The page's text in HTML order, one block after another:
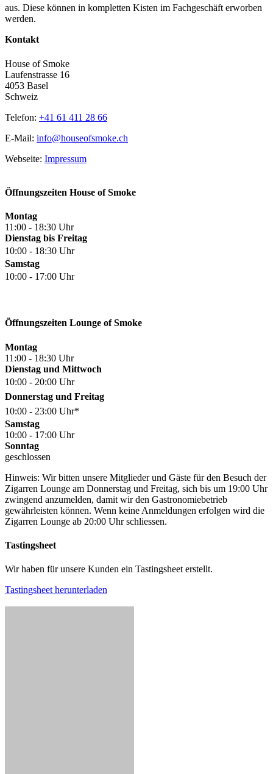
aus. Diese können in kompletten Kisten im Fachgeschäft erworben
werden.
Kontakt
House of Smoke
Laufenstrasse 16
4053 Basel
Schweiz
Telefon: +41 61 411 28 66
E-Mail: info@houseofsmoke.ch
Webseite: Impressum
Öffnungszeiten House of Smoke
Montag
11:00 - 18:30 Uhr
Dienstag bis Freitag
10:00 - 18:30 Uhr
Samstag
10:00 - 17:00 Uhr
Öffnungszeiten Lounge of Smoke
Montag
11:00 - 18:30 Uhr
Dienstag und Mittwoch
10:00 - 20:00 Uhr
Donnerstag und Freitag
10:00 - 23:00 Uhr*
Samstag
10:00 - 17:00 Uhr
Sonntag
geschlossen
Hinweis: Wir bitten unsere Mitglieder und Gäste für den Besuch der
Zigarren Lounge am Donnerstag und Freitag, sich bis um 19:00 Uhr
zwingend anzumelden, damit wir den Gastronomiebetrieb
gewährleisten können. Wenn keine Anmeldungen erfolgen wird die
Zigarren Lounge ab 20:00 Uhr schliessen.
Tastingsheet
Wir haben für unsere Kunden ein Tastingsheet erstellt.
Tastingsheet herunterladen